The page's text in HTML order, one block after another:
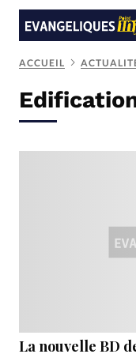
Faire un don
ACCUEIL
La nouvelle BD